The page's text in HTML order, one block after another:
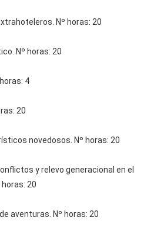
Nº horas: 20
Nº horas: 20
4
20
novedosos. Nº horas: 20
y relevo generacional en el
20
aventuras. Nº horas: 20